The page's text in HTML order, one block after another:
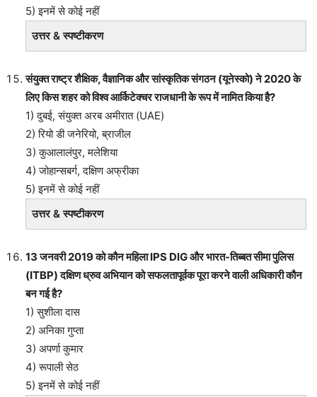
5) इनमें से कोई नहीं
उत्तर & स्पष्टीकरण
संयुक्त राष्ट्र शैक्षिक, वैज्ञानिक और सांस्कृतिक संगठन (यूनेस्को) ने 2020 के
लिए किस शहर को विश्व आर्किटेक्चर राजधानी के रूप में नामित किया है?
1) दुबई, संयुक्त अरब अमीरात (UAE)
2) रियो डी जनेरियो, ब्राजील
3) कुआलालंपुर, मलेशिया
4) जोहान्सबर्ग, दक्षिण अफ्रीका
5) इनमें से कोई नहीं
उत्तर & स्पष्टीकरण
13 जनवरी 2019 को कौन महिला IPS DIG और भारत-तिब्बत सीमा पुलिस
(ITBP) दक्षिण ध्रुव अभियान को सफलतापूर्वक पूरा करने वाली अधिकारी कौन
बन गई है?
1) सुशीला दास
2) अनिका गुप्ता
3) अपर्णा कुमार
4) रूपाली सेठ
5) इनमें से कोई नहीं